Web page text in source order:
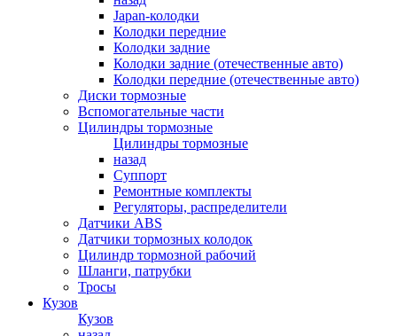
Japan-колодки
Колодки передние
Колодки задние
Колодки задние (отечественные авто)
Колодки передние (отечественные авто)
Диски тормозные
Вспомогательные части
Цилиндры тормозные
Цилиндры тормозные
назад
Суппорт
Ремонтные комплекты
Регуляторы, распределители
Датчики ABS
Датчики тормозных колодок
Цилиндр тормозной рабочий
Шланги, патрубки
Тросы
Кузов
Кузов